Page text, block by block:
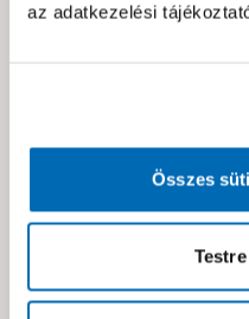
az adatkezelési
Összes
Neked ajánljuk!